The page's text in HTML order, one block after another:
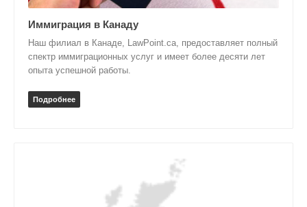
Иммиграция в Канаду
Наш филиал в Канаде, LawPoint.ca, предоставляет полный
спектр иммиграционных услуг и имеет более десяти лет
опыта успешной работы.
Подробнее